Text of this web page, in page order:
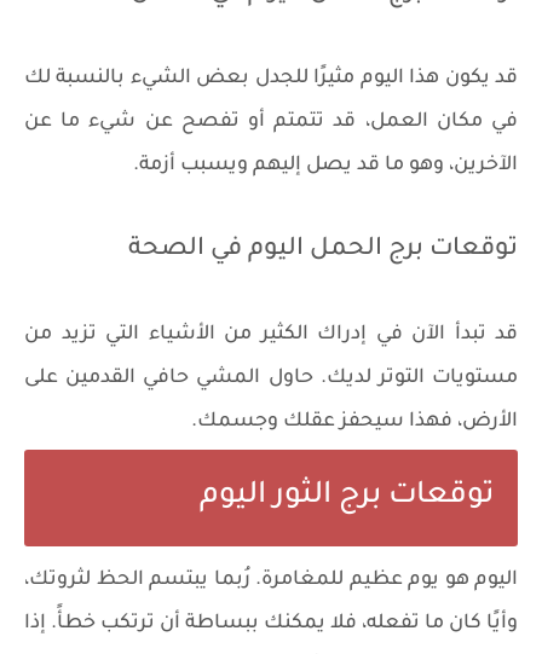
قد يكون هذا اليوم مثيرًا للجدل بعض الشيء بالنسبة لك
في مكان العمل، قد تتمتم أو تفصح عن شيء ما عن
الآخرين، وهو ما قد يصل إليهم ويسبب أزمة.
توقعات برج الحمل اليوم في الصحة
قد تبدأ الآن في إدراك الكثير من الأشياء التي تزيد من
مستويات التوتر لديك. حاول المشي حافي القدمين على
الأرض، فهذا سيحفز عقلك وجسمك.
توقعات برج الثور اليوم
اليوم هو يوم عظيم للمغامرة. رُبما يبتسم الحظ لثروتك،
وأيًا كان ما تفعله، فلا يمكنك ببساطة أن ترتكب خطأً. إذا